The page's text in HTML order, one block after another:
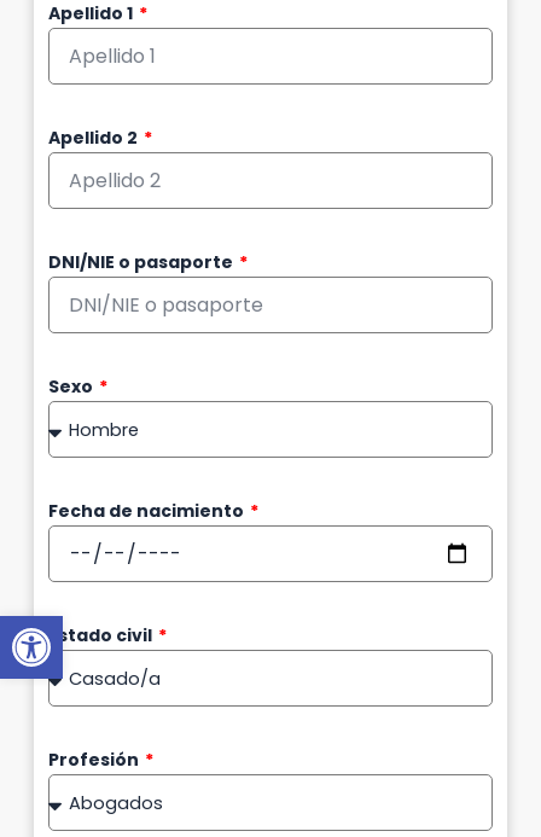
Abrir barra de herramientas
Apellido 1
Apellido 2
DNI/NIE o pasaporte
Sexo
Fecha de nacimiento
Estado civil
Profesión